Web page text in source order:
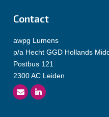
Contact
awpg Lumens
p/a Hecht GGD Hollands
Postbus 121
2300 AC Leiden